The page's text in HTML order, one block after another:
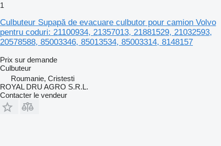
1
Culbuteur Supapă de evacuare culbutor pour camion Volvo
pentru coduri: 21100934, 21357013, 21881529, 21032593,
20578588, 85003346, 85013534, 85003314, 8148157
Prix sur demande
Culbuteur
Roumanie, Cristesti
ROYAL DRU AGRO S.R.L.
Contacter le vendeur